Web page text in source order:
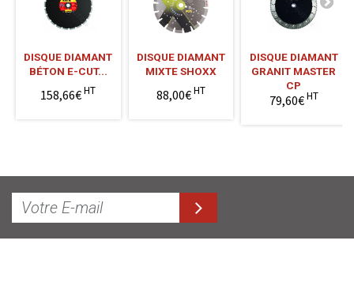
DISQUE DIAMANT
BÉTON E-CUT...
158,66€HT
DISQUE DIAMANT
MIXTE SHOXX
88,00€HT
DISQUE DIAMANT
GRANIT MASTER
CP
79,60€HT